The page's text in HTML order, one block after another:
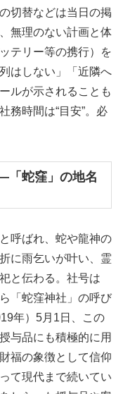
切替などは当日の掲
無理のない計画と体
テリー等の携行）を
はしない」「近隣へ
ルが示されることも
務時間は“目安”。必
「蛇窪」の地名
呼ばれ、蛇や龍神の
に雨乞いが叶い、霊
と伝わる。社号は
「蛇窪神社」の呼び
年）5月1日、この
与品にも積極的に用
福の象徴として信仰
て現代まで続いてい